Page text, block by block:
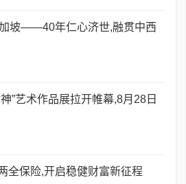
加坡——40年仁心济世,融贯中西
”艺术作品展拉开帷幕,8月28日
全保险,开启稳健财富新征程